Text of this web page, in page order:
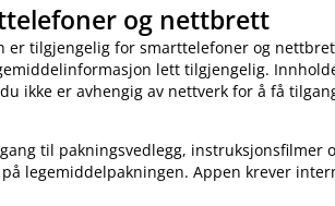
og nettbrett
er tilgjengelig for smarttelefoner og
lett tilgjengelig.
ikke er avhengig av nettverk for å få
til pakningsvedlegg, instruksjonsfilmer
legemiddelpakningen. Appen krever